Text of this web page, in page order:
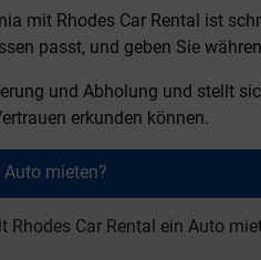
mit Rhodes Car Rental ist
passt, und geben Sie
und Abholung und stellt
erkunden können.
mieten?
Car Rental ein Auto